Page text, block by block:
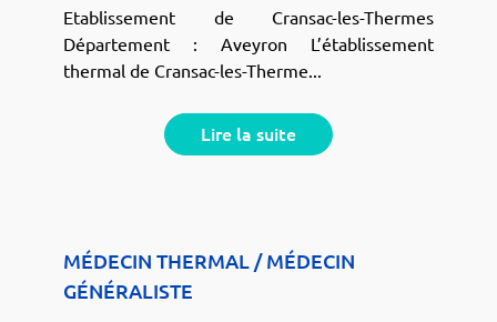
Etablissement de Cransac-les-Thermes
Département : Aveyron L’établissement
thermal de Cransac-les-Therme...
Lire la suite
MÉDECIN THERMAL / MÉDECIN
GÉNÉRALISTE